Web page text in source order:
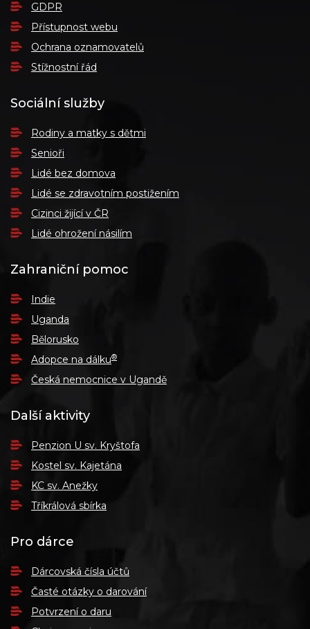
GDPR
Přístupnost webu
Ochrana oznamovatelů
Stížnostní řád
Sociální služby
Rodiny a matky s dětmi
Senioři
Lidé bez domova
Lidé se zdravotním postižením
Cizinci žijící v ČR
Lidé ohrožení násilím
Zahraniční pomoc
Indie
Uganda
Bělorusko
Adopce na dálku®
Česká nemocnice v Ugandě
Další aktivity
Penzion U sv. Kryštofa
Kostel sv. Kajetána
KC sv. Anežky
Tříkrálová sbírka
Pro dárce
Dárcovská čísla účtů
Časté otázky o darování
Potvrzení o daru